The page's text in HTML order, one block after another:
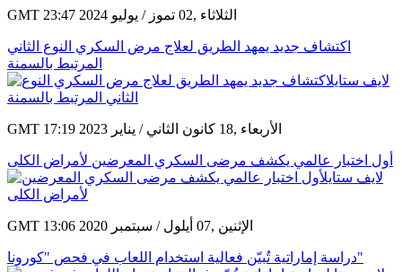
GMT 23:47 2024 الثلاثاء ,02 تموز / يوليو
اكتشاف جديد يمهد الطريق لعلاج مرض السكري النوع الثاني
المرتبط بالسمنة
GMT 17:19 2023 الأربعاء ,18 كانون الثاني / يناير
أول اختبار عالمي يكشف مرضى السكري المعرضين لأمراض الكلى
GMT 13:06 2020 الإثنين ,07 أيلول / سبتمبر
دراسة إماراتية تُبيّن فعالية استخدام اللعاب في فحص "كورونا"